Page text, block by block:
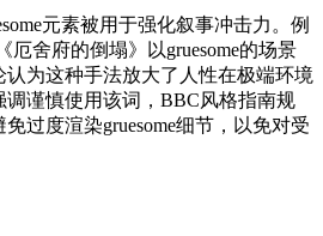
元素被用于强化叙事冲击力。例
厄舍府的倒塌》以gruesome的场景
为这种手法放大了人性在极端环境
谨慎使用该词，BBC风格指南规
过度渲染gruesome细节，以免对受